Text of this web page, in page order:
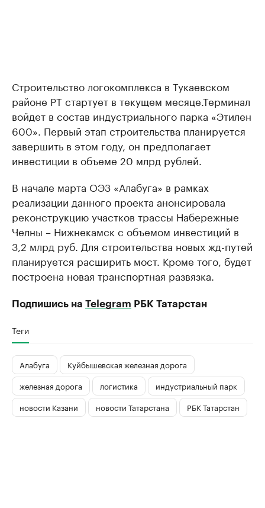
Строительство логокомплекса в Тукаевском
районе РТ стартует в текущем месяце.Терминал
войдет в состав индустриального парка «Этилен
600». Первый этап строительства планируется
завершить в этом году, он предполагает
инвестиции в объеме 20 млрд рублей.
В начале марта ОЭЗ «Алабуга» в рамках
реализации данного проекта анонсировала
реконструкцию участков трассы Набережные
Челны – Нижнекамск с объемом инвестиций в
3,2 млрд руб. Для строительства новых жд-путей
планируется расширить мост. Кроме того, будет
построена новая транспортная развязка.
Подпишись на Telegram РБК Татарстан
Теги
Алабуга
Куйбышевская железная дорога
железная дорога
логистика
индустриальный парк
новости Казани
новости Татарстана РБК Татарстан